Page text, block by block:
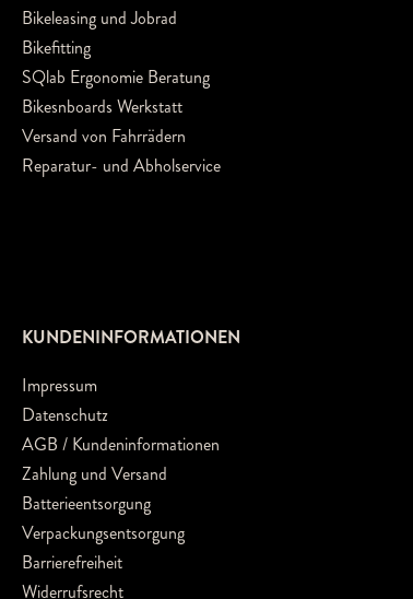
Bikeleasing und Jobrad
Bikefitting
SQlab Ergonomie Beratung
Bikesnboards Werkstatt
Versand von Fahrrädern
Reparatur- und Abholservice
KUNDENINFORMATIONEN
Impressum
Datenschutz
AGB / Kundeninformationen
Zahlung und Versand
Batterieentsorgung
Verpackungsentsorgung
Barrierefreiheit
Widerrufsrecht